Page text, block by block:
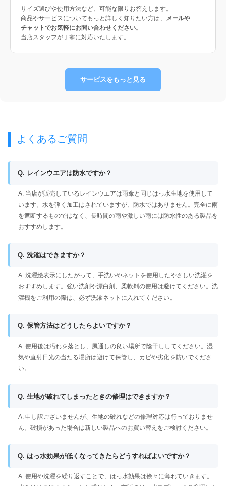
サイズ選びや使用方法など、可能な限りお答えします。
商品やサービスについてもっと詳しく知りたい方は、
メールや
チャットでお気軽にお問い合わせください。
当店スタッフが丁寧に対応いたします。
サービスをもっと見る
よくあるご質問
Q. レインウエアは防水ですか？
A. 当店が販売しているレインウエアは雨傘と同じはっ水生地を使用して
います。水を弾く加工はされていますが、防水ではありません。完全に雨
を遮断するものではなく、長時間の雨や激しい雨には防水性のある製品を
おすすめします。
Q. 洗濯はできますか？
A. 洗濯絵表示にしたがって、手洗いやネットを使用したやさしい洗濯を
おすすめします。強い洗剤や漂白剤、柔軟剤の使用は避けてください。洗
濯機をご利用の際は、必ず洗濯ネットに入れてください。
Q. 保管方法はどうしたらよいですか？
A. 使用後は汚れを落とし、風通しの良い場所で陰干ししてください。湿
気や直射日光の当たる場所は避けて保管し、カビや劣化を防いでくださ
い。
Q. 生地が破れてしまったときの修理はできますか？
A. 申し訳ございませんが、生地の破れなどの修理対応は行っておりませ
ん。破損があった場合は新しい製品へのお買い替えをご検討ください。
Q. はっ水効果が低くなってきたらどうすればよいですか？
A. 使用や洗濯を繰り返すことで、はっ水効果は徐々に薄れていきます。